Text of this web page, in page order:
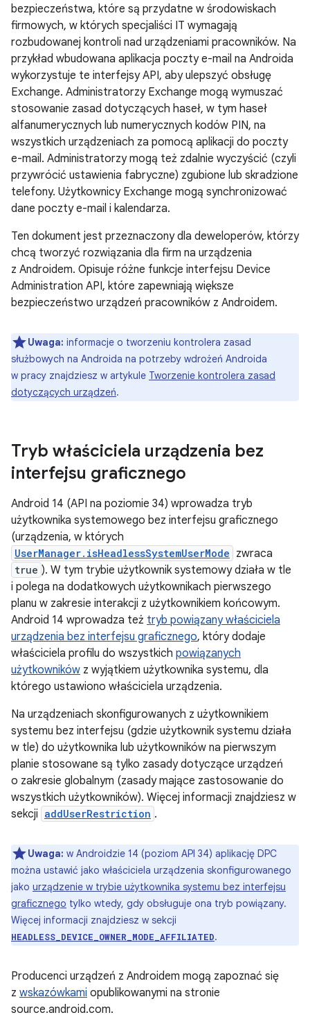
bezpieczeństwa, które są przydatne w środowiskach
firmowych, w których specjaliści IT wymagają
rozbudowanej kontroli nad urządzeniami pracowników. Na
przykład wbudowana aplikacja poczty e-mail na Androida
wykorzystuje te interfejsy API, aby ulepszyć obsługę
Exchange. Administratorzy Exchange mogą wymuszać
stosowanie zasad dotyczących haseł, w tym haseł
alfanumerycznych lub numerycznych kodów PIN, na
wszystkich urządzeniach za pomocą aplikacji do poczty
e-mail. Administratorzy mogą też zdalnie wyczyścić (czyli
przywrócić ustawienia fabryczne) zgubione lub skradzione
telefony. Użytkownicy Exchange mogą synchronizować
dane poczty e-mail i kalendarza.
Ten dokument jest przeznaczony dla deweloperów, którzy
chcą tworzyć rozwiązania dla firm na urządzenia
z Androidem. Opisuje różne funkcje interfejsu Device
Administration API, które zapewniają większe
bezpieczeństwo urządzeń pracowników z Androidem.
Uwaga: informacje o tworzeniu kontrolera zasad
służbowych na Androida na potrzeby wdrożeń Androida
w pracy znajdziesz w artykule Tworzenie kontrolera zasad
dotyczących urządzeń.
Tryb właściciela urządzenia bez
interfejsu graficznego
Android 14 (API na poziomie 34) wprowadza tryb
użytkownika systemowego bez interfejsu graficznego
(urządzenia, w których
UserManager.isHeadlessSystemUserMode zwraca
true ). W tym trybie użytkownik systemowy działa w tle
i polega na dodatkowych użytkownikach pierwszego
planu w zakresie interakcji z użytkownikiem końcowym.
Android 14 wprowadza też tryb powiązany właściciela
urządzenia bez interfejsu graficznego, który dodaje
właściciela profilu do wszystkich powiązanych
użytkowników z wyjątkiem użytkownika systemu, dla
którego ustawiono właściciela urządzenia.
Na urządzeniach skonfigurowanych z użytkownikiem
systemu bez interfejsu (gdzie użytkownik systemu działa
w tle) do użytkownika lub użytkowników na pierwszym
planie stosowane są tylko zasady dotyczące urządzeń
o zakresie globalnym (zasady mające zastosowanie do
wszystkich użytkowników). Więcej informacji znajdziesz w
sekcji addUserRestriction .
Uwaga: w Androidzie 14 (poziom API 34) aplikację DPC
można ustawić jako właściciela urządzenia skonfigurowanego
jako urządzenie w trybie użytkownika systemu bez interfejsu
graficznego tylko wtedy, gdy obsługuje ona tryb powiązany.
Więcej informacji znajdziesz w sekcji
HEADLESS_DEVICE_OWNER_MODE_AFFILIATED.
Producenci urządzeń z Androidem mogą zapoznać się
z wskazówkami opublikowanymi na stronie
source.android.com.